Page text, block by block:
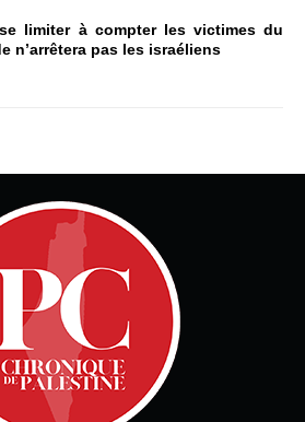
limiter à compter les victimes du
n’arrêtera pas les israéliens